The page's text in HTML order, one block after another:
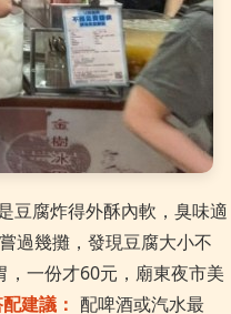
豆腐炸得外酥內軟，臭味適
過幾攤，發現豆腐大小不
，一份才60元，廟東夜市美
建議： 配啤酒或汽水最